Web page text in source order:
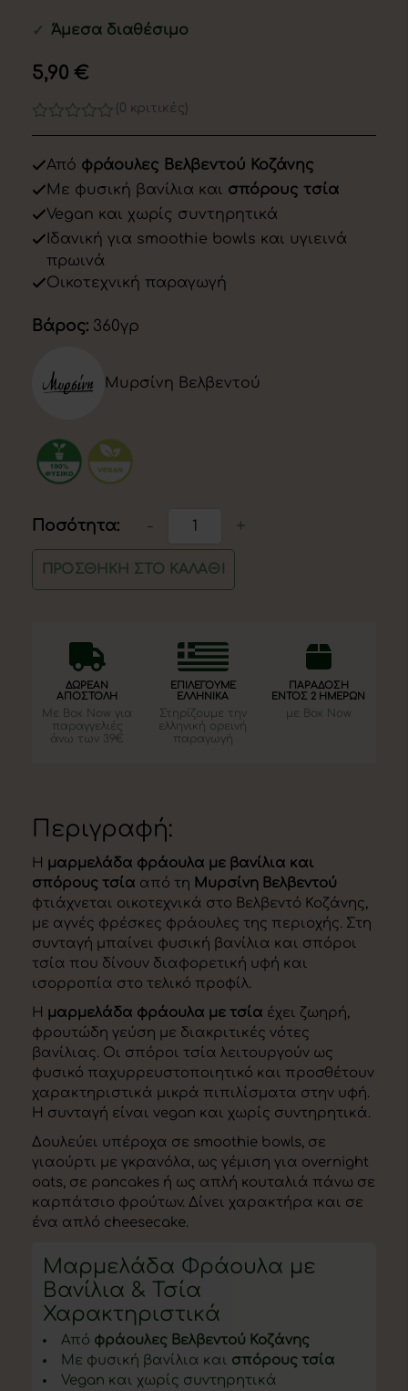
✓ Άμεσα διαθέσιμο
5,90 €
0
of
(0 κριτικές)
Από φράουλες Βελβεντού Κοζάνης
Με φυσική βανίλια και σπόρους τσία
Vegan και χωρίς συντηρητικά
Ιδανική για smoothie bowls και υγιεινά
πρωινά
Οικοτεχνική παραγωγή
Βάρος: 360γρ
Μυρσίνη Βελβεντού
Ποσότητα:
Μαρμελάδα
Φράουλα
360γρ.
Μυρσίνη
- +
ΠΡΟΣΘΉΚΗ ΣΤΟ ΚΑΛΆΘΙ
ΔΩΡΕΑΝ
ΑΠΟΣΤΟΛΗ
Με Box Now για
παραγγελιές
άνω των 39€
ΕΠΙΛΕΓΟΥΜΕ
ΕΛΛΗΝΙΚΑ
Στηρίζουμε την
ελληνική ορεινή
παραγωγή
ΠΑΡΑΔΟΣΗ
ΕΝΤΟΣ 2 ΗΜΕΡΩΝ
με Box Now
Περιγραφή:
Η μαρμελάδα φράουλα με βανίλια και
σπόρους τσία από τη Μυρσίνη Βελβεντού
φτιάχνεται οικοτεχνικά στο Βελβεντό Κοζάνης,
με αγνές φρέσκες φράουλες της περιοχής. Στη
συνταγή μπαίνει φυσική βανίλια και σπόροι
τσία που δίνουν διαφορετική υφή και
ισορροπία στο τελικό προφίλ.
Η μαρμελάδα φράουλα με τσία έχει ζωηρή,
φρουτώδη γεύση με διακριτικές νότες
βανίλιας. Οι σπόροι τσία λειτουργούν ως
φυσικό παχυρρευστοποιητικό και προσθέτουν
χαρακτηριστικά μικρά πιπιλίσματα στην υφή.
Η συνταγή είναι vegan και χωρίς συντηρητικά.
Δουλεύει υπέροχα σε smoothie bowls, σε
γιαούρτι με γκρανόλα, ως γέμιση για overnight
oats, σε pancakes ή ως απλή κουταλιά πάνω σε
καρπάτσιο φρούτων. Δίνει χαρακτήρα και σε
ένα απλό cheesecake.
Μαρμελάδα Φράουλα με
Βανίλια & Τσία
Χαρακτηριστικά
Από φράουλες Βελβεντού Κοζάνης
Με φυσική βανίλια και σπόρους τσία
Vegan και χωρίς συντηρητικά